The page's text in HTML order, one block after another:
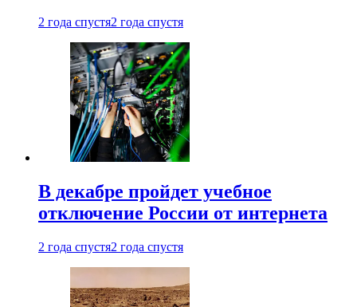
2 года спустя2 года спустя
В декабре пройдет учебное
отключение России от интернета
2 года спустя2 года спустя